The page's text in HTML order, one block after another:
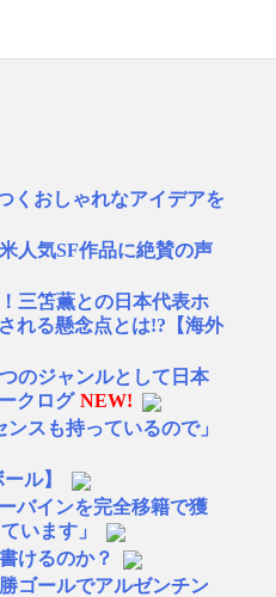
くおしゃれなアイデアを
人気SF作品に絶賛の声
三笘薫との日本代表ホ
れる懸念点とは!?【海外
のジャンルとして日本
クログ NEW!
スも持っているので」
ル】
バインを完全移籍で獲
います」
けるのか？
ゴールでアルゼンチン